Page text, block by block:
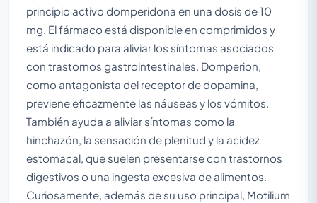
principio activo domperidona en una dosis de 10
mg. El fármaco está disponible en comprimidos y
está indicado para aliviar los síntomas asociados
con trastornos gastrointestinales. Domperion,
como antagonista del receptor de dopamina,
previene eficazmente las náuseas y los vómitos.
También ayuda a aliviar síntomas como la
hinchazón, la sensación de plenitud y la acidez
estomacal, que suelen presentarse con trastornos
digestivos o una ingesta excesiva de alimentos.
Curiosamente, además de su uso principal, Motilium